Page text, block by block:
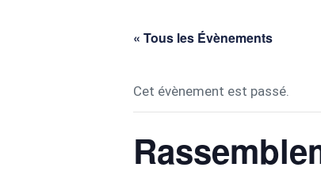
« Tous les Évènements
Cet évènement est passé.